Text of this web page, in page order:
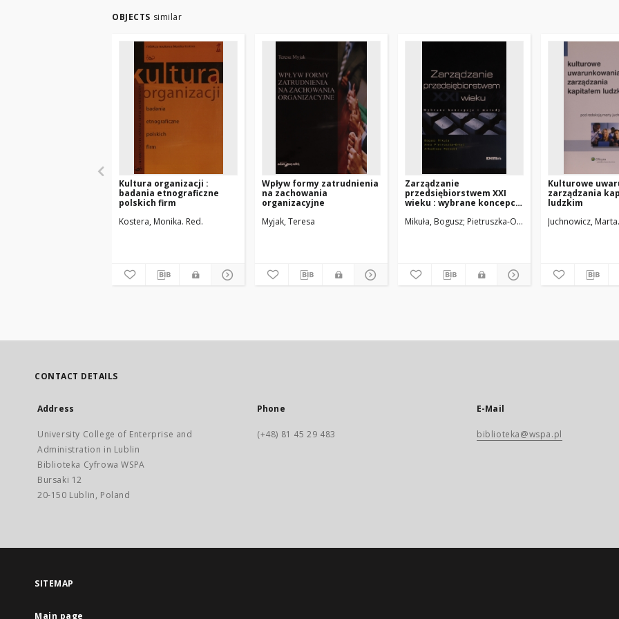
OBJECTS similar
Kultura organizacji :
badania etnograficzne
polskich firm
Kostera, Monika. Red.
Wpływ formy zatrudnienia
na zachowania
organizacyjne
Myjak, Teresa
Zarządzanie
przedsiębiorstwem XXI
wieku : wybrane koncepcje
Mikuła, Bogusz Pietruszka-Ortyl, Anna Potocki,
Kulturowe
zarządzania
ludzkim
Juchnowicz,
CONTACT DETAILS
Address
University College of Enterprise and
Administration in Lublin
Biblioteka Cyfrowa WSPA
Bursaki 12
20-150 Lublin, Poland
Phone
(+48) 81 45 29 483
E-Mail
biblioteka@wspa.pl
SITEMAP
Main page